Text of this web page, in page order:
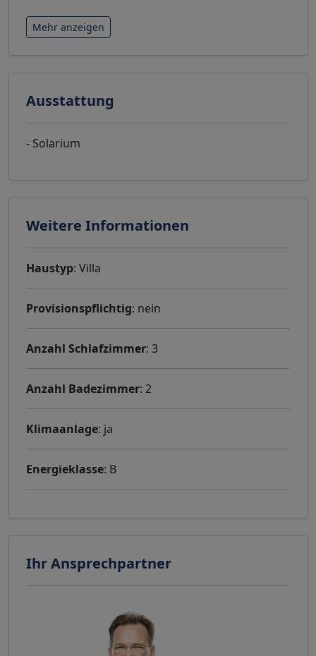
Mehr anzeigen
Ausstattung
- Solarium
Weitere Informationen
Haustyp: Villa
Provisionspflichtig: nein
Anzahl Schlafzimmer: 3
Anzahl Badezimmer: 2
Klimaanlage: ja
Energieklasse: B
Ihr Ansprechpartner